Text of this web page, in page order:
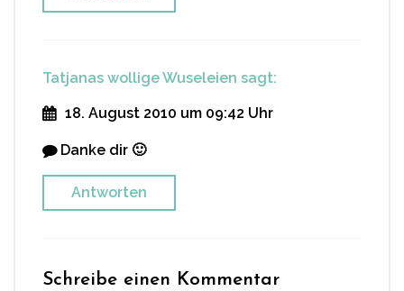
Tatjanas wollige Wuseleien sagt:
18. August 2010 um 09:42 Uhr
Danke dir 🙂
Antworten
Schreibe einen Kommentar